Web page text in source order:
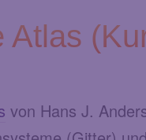
Atlas
von Hans J.